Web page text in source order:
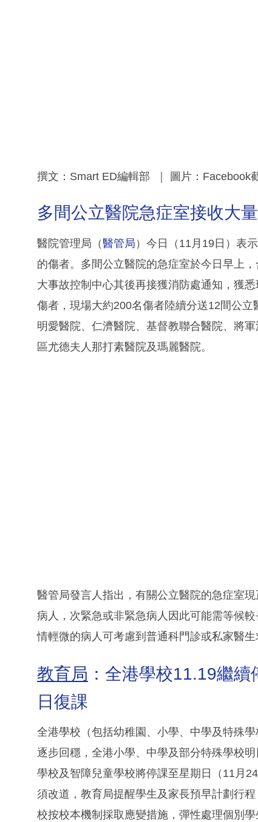
撰文：Smart ED編輯部 ｜ 圖片：Facebook
多間公立醫院急症室接收大
醫院管理局（醫管局 ）今日（11月19日）表
的傷者。多間公立醫院的急症室於今日早上
大事故控制中心其後再接獲消防處通知，獲
傷者，現場大約200名傷者陸續分送12間公立
明愛醫院、仁濟醫院、基督教聯合醫院、將
區尤德夫人那打素醫院及瑪麗醫院。
醫管局發言人指出，有關公立醫院的急症室
病人，次緊急或非緊急病人因此可能需等候
情輕微的病人可考慮到普通科門診或私家醫生
教育局 ：全港學校11.19繼
日復課
全港學校（包括幼稚園、小學、中學及特殊
逐步回穩，全港小學、中學及部分特殊學校
學校及智障兒童學校將停課‪至星期日‬（‪11月
須改道，教育局提醒學生及家長預早計劃行
校按校本機制採取應變措施，彈性處理個別